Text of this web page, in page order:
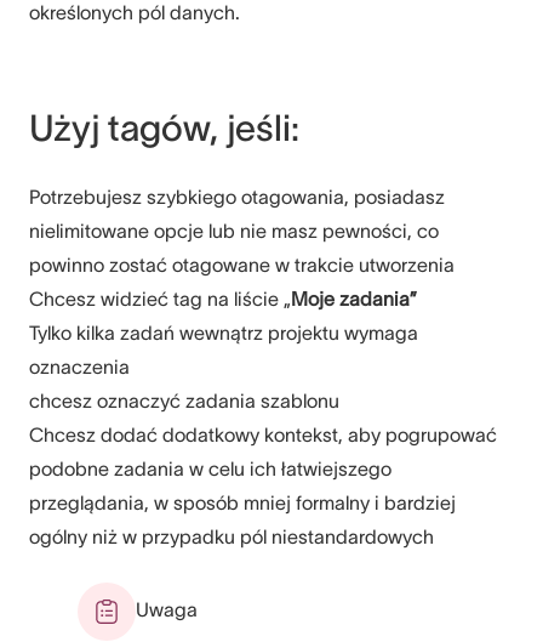
określonych pól danych.
Użyj tagów, jeśli:
Potrzebujesz szybkiego otagowania, posiadasz
nielimitowane opcje lub nie masz pewności, co
powinno zostać otagowane w trakcie utworzenia
Chcesz widzieć tag na liście „Moje zadania”
Tylko kilka zadań wewnątrz projektu wymaga
oznaczenia
chcesz oznaczyć zadania szablonu
Chcesz dodać dodatkowy kontekst, aby pogrupować
podobne zadania w celu ich łatwiejszego
przeglądania, w sposób mniej formalny i bardziej
ogólny niż w przypadku pól niestandardowych
Uwaga